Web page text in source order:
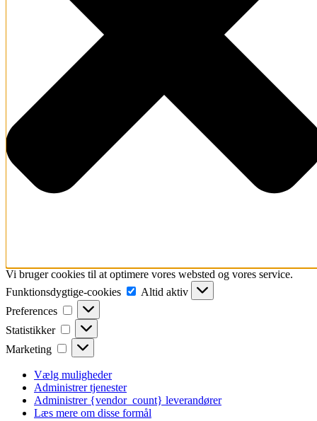
Vi bruger cookies til at optimere vores websted og vores service.
Funktionsdygtige-cookies
Funktionsdygtige-
cookies
Altid aktiv
Preferences
Preferences
Statistikker Statistikker
Marketing Marketing
Vælg muligheder
Administrer tjenester
Administrer {vendor_count} leverandører
Læs mere om disse formål